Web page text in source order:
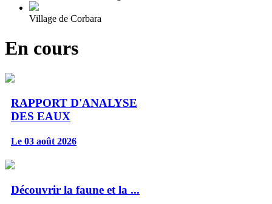
Village de Corbara
En cours
RAPPORT D'ANALYSE
DES EAUX
Le 03 août 2026
Découvrir la faune et la ...